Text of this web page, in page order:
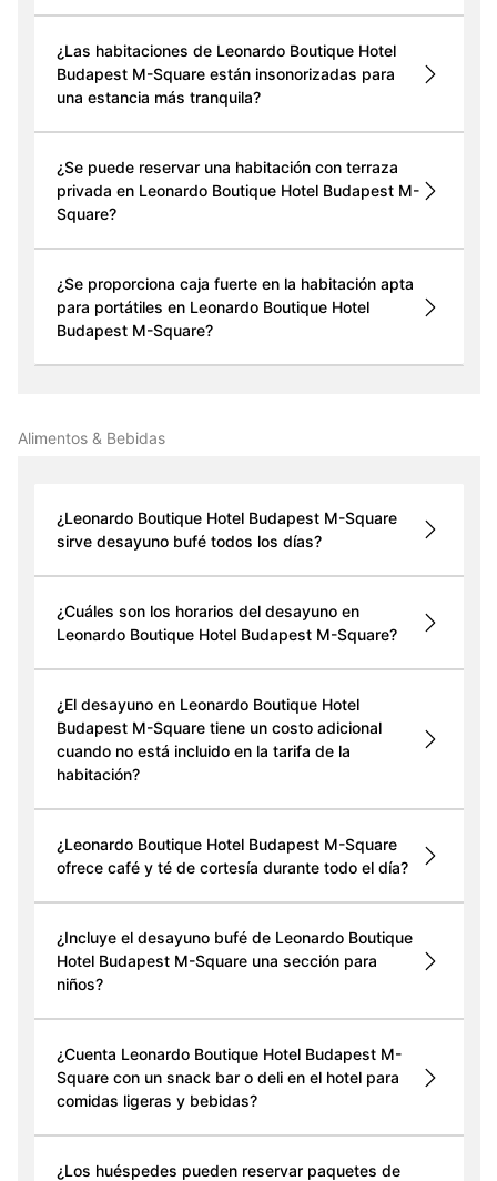
¿Las habitaciones de Leonardo Boutique Hotel
Budapest M-Square están insonorizadas para
una estancia más tranquila?
¿Se puede reservar una habitación con terraza
privada en Leonardo Boutique Hotel Budapest M-
Square?
¿Se proporciona caja fuerte en la habitación apta
para portátiles en Leonardo Boutique Hotel
Budapest M-Square?
Alimentos & Bebidas
¿Leonardo Boutique Hotel Budapest M-Square
sirve desayuno bufé todos los días?
¿Cuáles son los horarios del desayuno en
Leonardo Boutique Hotel Budapest M-Square?
¿El desayuno en Leonardo Boutique Hotel
Budapest M-Square tiene un costo adicional
cuando no está incluido en la tarifa de la
habitación?
¿Leonardo Boutique Hotel Budapest M-Square
ofrece café y té de cortesía durante todo el día?
¿Incluye el desayuno bufé de Leonardo Boutique
Hotel Budapest M-Square una sección para
niños?
¿Cuenta Leonardo Boutique Hotel Budapest M-
Square con un snack bar o deli en el hotel para
comidas ligeras y bebidas?
¿Los huéspedes pueden reservar paquetes de